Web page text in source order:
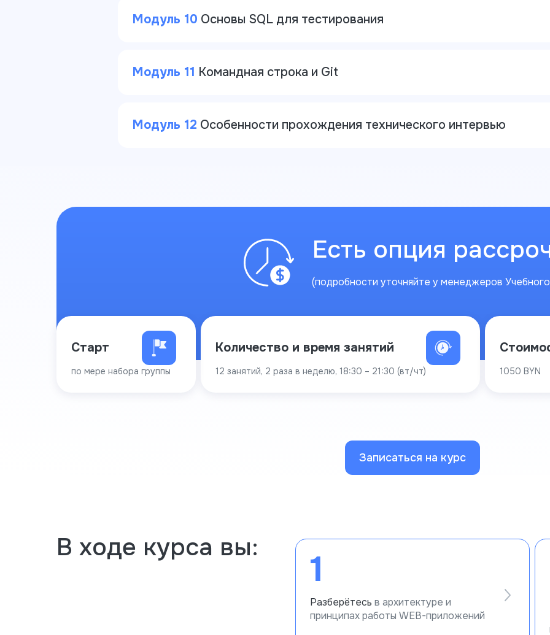
Модуль 10 Основы SQL для тестирования
Модуль 11 Командная строка и Git
Модуль 12 Особенности прохождения технического интервью
Записаться на курс
Есть опция
(подробности уточняйте у менеджеров
Количество и время занятий
12 занятий, 2 раза в неделю, 18:30 – 21:30 (вт/чт) 1050 BYN
Старт
по мере набора группы
В ходе курса вы:
1
Разберётесь в архитектуре и
принципах работы WEB-приложений